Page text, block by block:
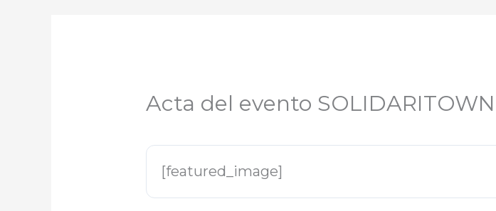
Acta del evento
[featured_image]